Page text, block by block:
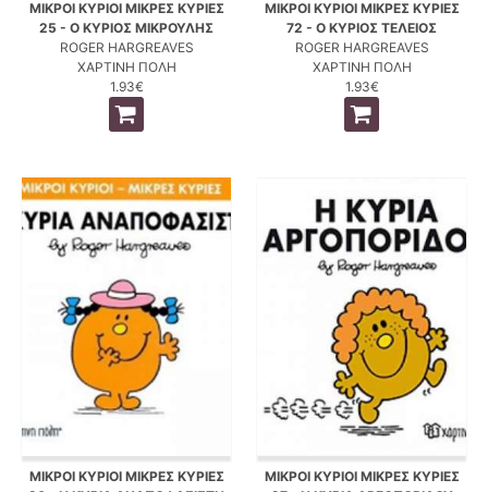
ΜΙΚΡΟΙ ΚΥΡΙΟΙ ΜΙΚΡΕΣ ΚΥΡΙΕΣ
25 - Ο ΚΥΡΙΟΣ ΜΙΚΡΟΥΛΗΣ
ROGER HARGREAVES
ΧΑΡΤΙΝΗ ΠΟΛΗ
1.93€
ΜΙΚΡΟΙ ΚΥΡΙΟΙ ΜΙΚΡΕΣ ΚΥΡΙΕΣ
72 - Ο ΚΥΡΙΟΣ ΤΕΛΕΙΟΣ
ROGER HARGREAVES
ΧΑΡΤΙΝΗ ΠΟΛΗ
1.93€
ΜΙΚΡΟΙ ΚΥΡΙΟΙ ΜΙΚΡΕΣ ΚΥΡΙΕΣ
ΜΙΚΡΟΙ ΚΥΡΙΟΙ ΜΙΚΡΕΣ ΚΥΡΙΕΣ